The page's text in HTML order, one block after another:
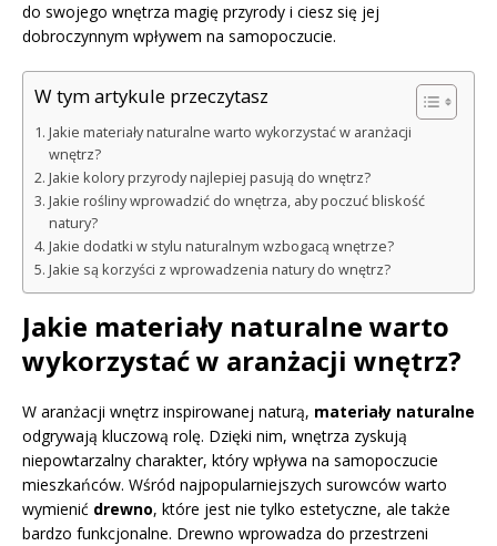
do swojego wnętrza magię przyrody i ciesz się jej
dobroczynnym wpływem na samopoczucie.
W tym artykule przeczytasz
Jakie materiały naturalne warto wykorzystać w aranżacji
wnętrz?
Jakie kolory przyrody najlepiej pasują do wnętrz?
Jakie rośliny wprowadzić do wnętrza, aby poczuć bliskość
natury?
Jakie dodatki w stylu naturalnym wzbogacą wnętrze?
Jakie są korzyści z wprowadzenia natury do wnętrz?
Jakie materiały naturalne warto
wykorzystać w aranżacji wnętrz?
W aranżacji wnętrz inspirowanej naturą, materiały naturalne
odgrywają kluczową rolę. Dzięki nim, wnętrza zyskują
niepowtarzalny charakter, który wpływa na samopoczucie
mieszkańców. Wśród najpopularniejszych surowców warto
wymienić drewno, które jest nie tylko estetyczne, ale także
bardzo funkcjonalne. Drewno wprowadza do przestrzeni